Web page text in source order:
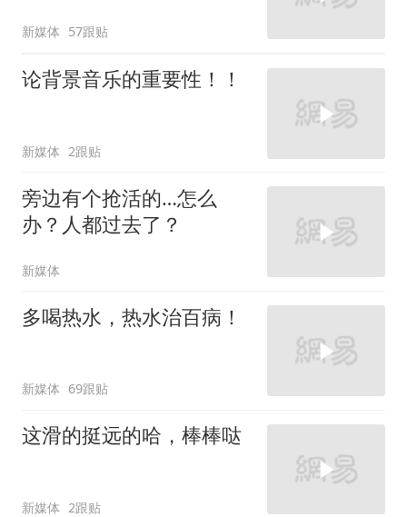
新媒体 57跟贴
论背景音乐的重要性！！
新媒体 2跟贴
旁边有个抢活的…怎么
办？人都过去了？
新媒体
多喝热水，热水治百病！
新媒体 69跟贴
这滑的挺远的哈，棒棒哒
新媒体 2跟贴